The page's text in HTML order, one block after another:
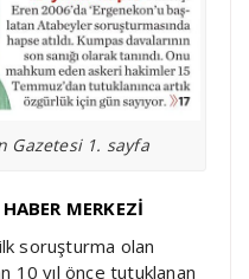
Gazetesi 1. sayfa
MERKEZİ
soruşturma olan
10 yıl önce tutuklanan